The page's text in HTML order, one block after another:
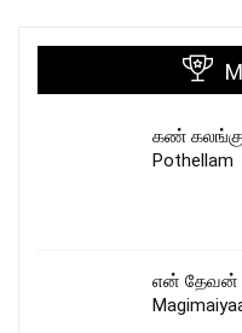
கண்
Pothellam
என் தேவன்